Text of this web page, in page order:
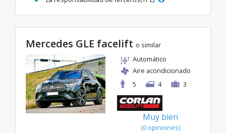
Mercedes GLE facelift o similar
Automático
Aire acondicionado
5
4 3
Muy bien
(0 opiniones)